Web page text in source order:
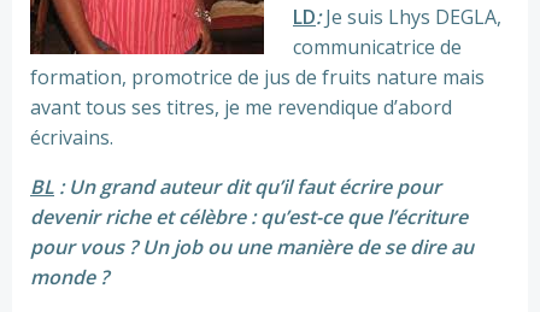
LD:Je suis Lhys DEGLA,
communicatrice de
formation, promotrice de jus de fruits nature mais
avant tous ses titres, je me revendique d’abord
écrivains.
BL : Un grand auteur dit qu’il faut écrire pour
devenir riche et célèbre : qu’est-ce que l’écriture
pour vous ? Un job ou une manière de se dire au
monde ?